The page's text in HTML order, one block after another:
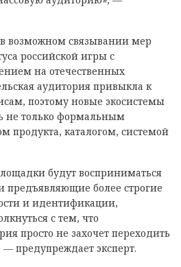
возможном связывании мер
российской игры с
на отечественных
аудитория привыкла к
поэтому новые экосистемы
не только формальным
продукта, каталогом, системой
будут восприниматься
предъявляющие более строгие
и идентификации,
с тем, что
просто не захочет переходить
предупреждает эксперт.